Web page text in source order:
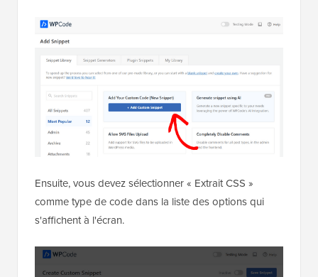
Ensuite, vous devez sélectionner « Extrait CSS »
comme type de code dans la liste des options qui
s'affichent à l'écran.